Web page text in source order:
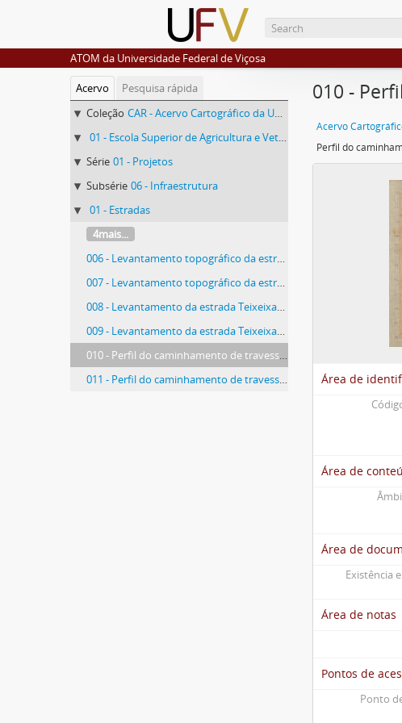
ATOM da Universidade Federal de Viçosa
Acervo
Pesquisa rápida
Coleção CAR - Acervo Cartográfico da Universidade Federal de Viçosa
01 - Escola Superior de Agricultura e Veterinária
Série 01 - Projetos
Subsérie 06 - Infraestrutura
01 - Estradas
4mais...
006 - Levantamento topográfico da estrada de Teixieiras (5)
007 - Levantamento topográfico da estrada de Teixieiras (6)
008 - Levantamento da estrada Teixeixas - Vau - Açu (1)
009 - Levantamento da estrada Teixeixas - Vau - Açu (2)
010 - Perfil do caminhamento de travessia - Ponte Nova
011 - Perfil do caminhamento de travessia - Viçosa
010 -
Área de
Área de
Área de
Existência
Área de notas
Pontos de
Ponto